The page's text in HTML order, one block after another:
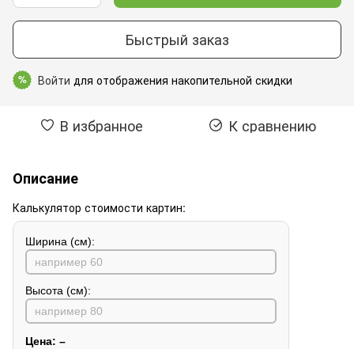
Быстрый заказ
% Войти для отображения накопительной скидки
В избранное К сравнению
Описание
Калькулятор стоимости картин:
Ширина (см):
Высота (см):
Цена: –